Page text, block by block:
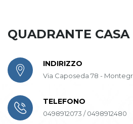
QUADRANTE CASA
INDIRIZZO
Via Caposeda 78 -
TELEFONO
0498912073 / 0498912480